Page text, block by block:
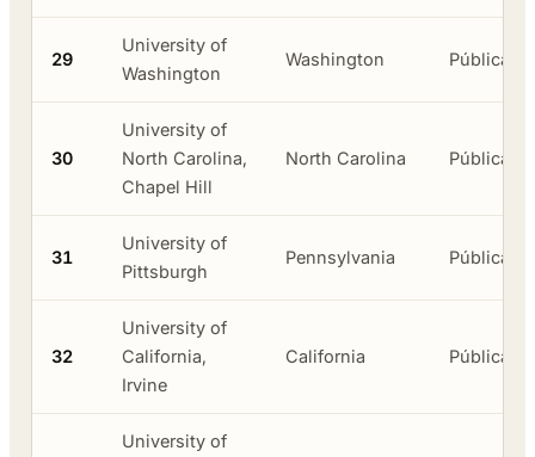
29
University of
Washington
Washington Pública
30
University of
North Carolina,
Chapel Hill
North Carolina Pública
31
University of
Pittsburgh
Pennsylvania Pública
32
University of
California,
Irvine
California Pública
University of